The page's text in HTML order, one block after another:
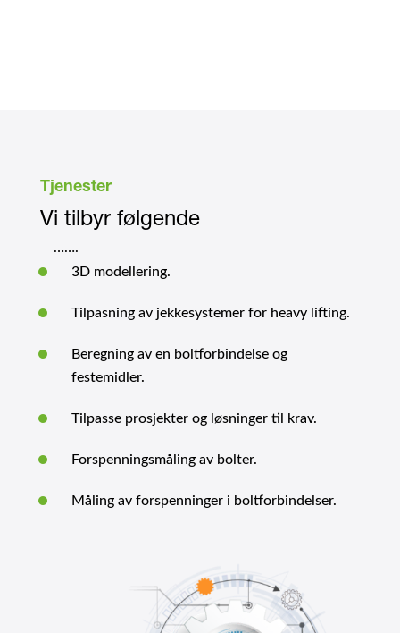
Tjenester
Vi tilbyr følgende
…….
3D modellering.
Tilpasning av jekkesystemer for heavy lifting.
Beregning av en boltforbindelse og
festemidler.
Tilpasse prosjekter og løsninger til krav.
Forspenningsmåling av bolter.
Måling av forspenninger i boltforbindelser.